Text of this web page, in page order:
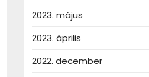
2023. május
2023. április
2022. december